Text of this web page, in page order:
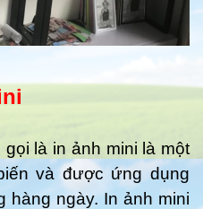
là in ảnh mini là một
và được ứng dụng
hàng ngày. In ảnh mini